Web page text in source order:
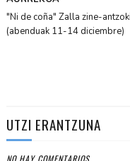
"Ni de coña" Zalla zine-
(abenduak 11-14 diciembre)
UTZI ERANTZUNA
NO HAY COMENTARIOS